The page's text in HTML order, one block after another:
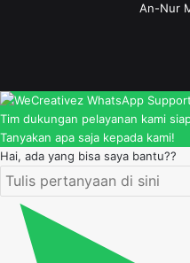
An-Nur
Tim dukungan pelayanan kami
Tanyakan apa saja kepada kami!
Hai, ada yang bisa saya bantu??